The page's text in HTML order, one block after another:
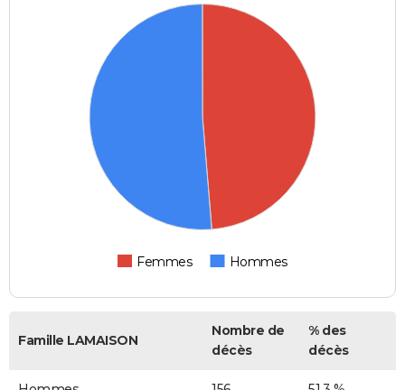
Femmes Hommes
Famille LAMAISON
Nombre de
décès
% des
décès